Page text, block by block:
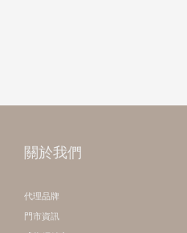
關於我們
代理品牌
門市資訊